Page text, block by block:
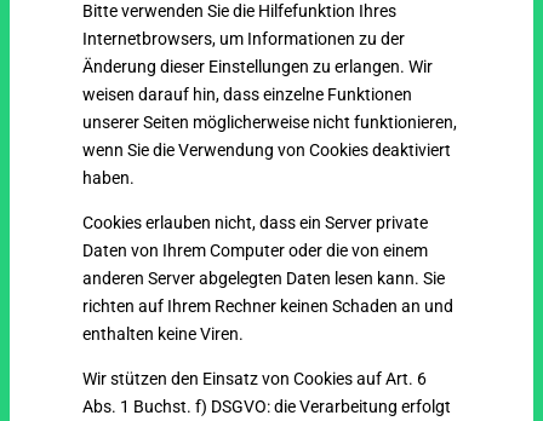
Bitte verwenden Sie die Hilfefunktion Ihres
Internetbrowsers, um Informationen zu der
Änderung dieser Einstellungen zu erlangen. Wir
weisen darauf hin, dass einzelne Funktionen
unserer Seiten möglicherweise nicht funktionieren,
wenn Sie die Verwendung von Cookies deaktiviert
haben.
Cookies erlauben nicht, dass ein Server private
Daten von Ihrem Computer oder die von einem
anderen Server abgelegten Daten lesen kann. Sie
richten auf Ihrem Rechner keinen Schaden an und
enthalten keine Viren.
Wir stützen den Einsatz von Cookies auf Art. 6
Abs. 1 Buchst. f) DSGVO: die Verarbeitung erfolgt